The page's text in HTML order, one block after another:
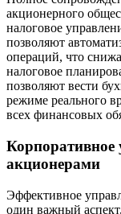
акционерного
налоговое
позволяют
операций, что
налоговое
позволяют вести
режиме реального
всех финансовых
Корпоративное
акционерами
Эффективное
один важный